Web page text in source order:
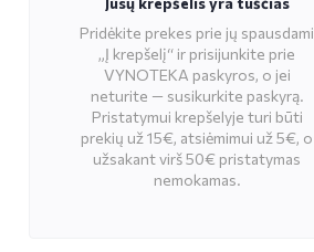
Pridėkite prekes prie jų spausdami
„Į krepšelį“ ir prisijunkite prie
VYNOTEKA paskyros, o jei
neturite — susikurkite paskyrą.
Pristatymui krepšelyje turi būti
prekių už 15€, atsiėmimui už 5€, o
užsakant virš 50€ pristatymas
nemokamas.